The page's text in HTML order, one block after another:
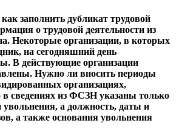
заполнить дубликат трудовой
о трудовой деятельности из
Некоторые организации, в которых
на сегодняшний день
В действующие организации
Нужно ли вносить периоды
организациях,
сведениях из ФСЗН указаны только
а должность, даты и
а также основания увольнения